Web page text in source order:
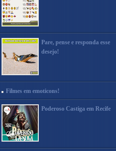
Pare, pense e responda esse
desejo!
Filmes em emoticons!
Poderoso Castiga em Recife